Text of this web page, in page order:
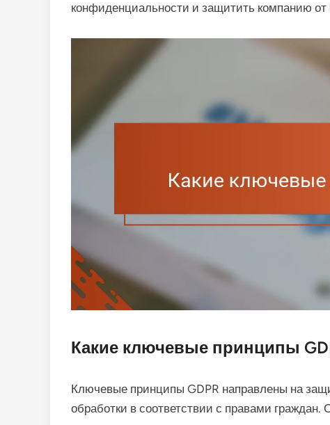
конфиденциальности и защитить компанию
Какие ключевые принципы
Ключевые принципы GDPR направлены на
обработки в соответствии с правами